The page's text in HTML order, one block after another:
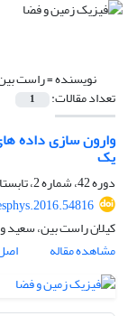
نویسنده =راست
تعداد مقالات: 1
وارون سازی داده
یک
دوره 42، شماره 2، تابستان 1395، صفحه
کیلان راست بین، سعید
مشاهده مقاله